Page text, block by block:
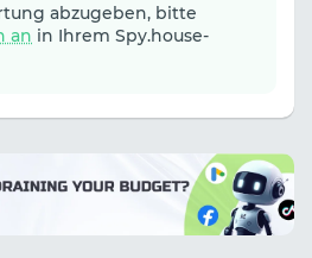
abzugeben, bitte
an in Ihrem Spy.house-